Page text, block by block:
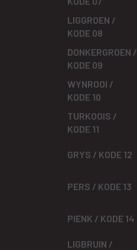
LIGGROEN /
KODE 08
DONKERGROEN /
KODE 09
WYNROOI /
KODE 10
TURKOOIS /
KODE 11
GRYS / KODE 12
PERS / KODE 13
PIENK / KODE 14
LIGBRUIN /